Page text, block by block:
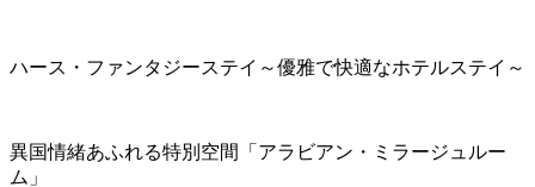
ハース・ファンタジーステイ～優雅で快適なホテルステイ～
異国情緒あふれる特別空間「アラビアン・ミラージュルー
ム」